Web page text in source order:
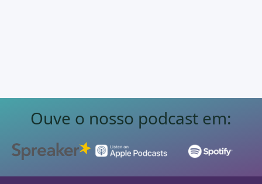
Ouve o nosso podcast em: